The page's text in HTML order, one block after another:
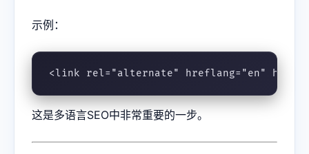
示例：
<link rel="alternate" hreflang="en"
这是多语言SEO中非常重要的一步。